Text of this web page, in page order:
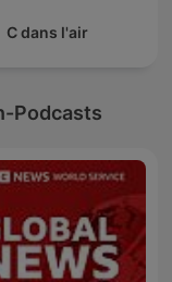
C dans l'air
Podcasts